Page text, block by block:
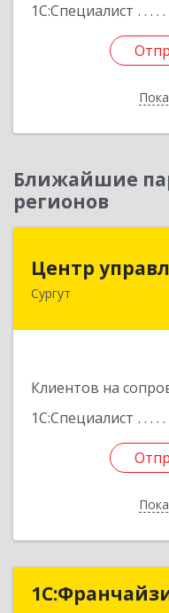
1С:Специалист
Ближайшие
регионов
Центр
Сургут
Клиентов на
1С:Специалист
Центр
628403, Ханты-